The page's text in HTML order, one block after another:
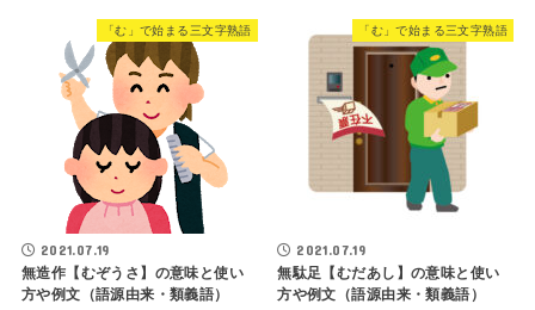
「む」で始まる三文字熟語
2021.07.19
無造作【むぞうさ】の意味と使い
方や例文（語源由来・類義語）
「む」で始まる三文字熟語
2021.07.19
無駄足【むだあし】の意味と使い
方や例文（語源由来・類義語）